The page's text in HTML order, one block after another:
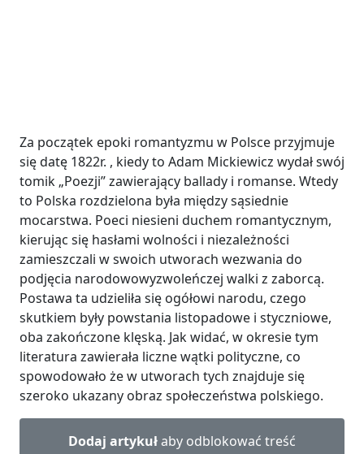
Za początek epoki romantyzmu w Polsce przyjmuje
się datę 1822r. , kiedy to Adam Mickiewicz wydał swój
tomik „Poezji” zawierający ballady i romanse. Wtedy
to Polska rozdzielona była między sąsiednie
mocarstwa. Poeci niesieni duchem romantycznym,
kierując się hasłami wolności i niezależności
zamieszczali w swoich utworach wezwania do
podjęcia narodowowyzwoleńczej walki z zaborcą.
Postawa ta udzieliła się ogółowi narodu, czego
skutkiem były powstania listopadowe i styczniowe,
oba zakończone klęską. Jak widać, w okresie tym
literatura zawierała liczne wątki polityczne, co
spowodowało że w utworach tych znajduje się
szeroko ukazany obraz społeczeństwa polskiego.
Dodaj artykułaby odblokować treść